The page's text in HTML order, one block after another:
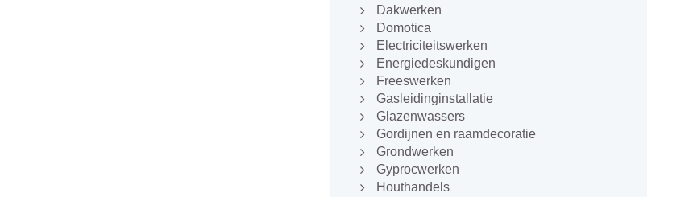
Dakwerken
Domotica
Electriciteitswerken
Energiedeskundigen
Freeswerken
Gasleidinginstallatie
Glazenwassers
Gordijnen en raamdecoratie
Grondwerken
Gyprocwerken
Houthandels